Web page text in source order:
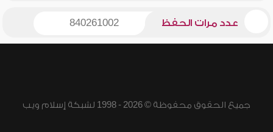
عدد مرات الحفظ 840261002
جميع الحقوق محفوظة © 2026 - 1998 لشبكة إسلام ويب